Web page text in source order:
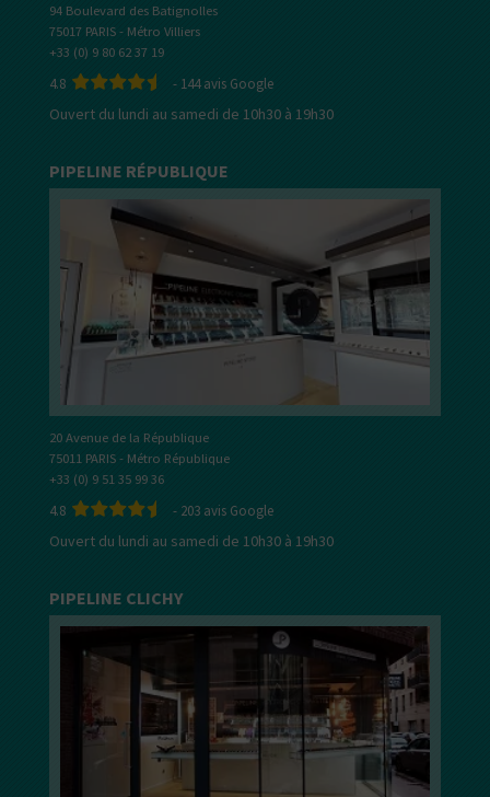
94 Boulevard des Batignolles
75017 PARIS - Métro Villiers
+33 (0) 9 80 62 37 19
4.8 - 144avis Google
Ouvert du lundi au samedi de 10h30 à 19h30
PIPELINE RÉPUBLIQUE
20 Avenue de la République
75011 PARIS - Métro République
+33 (0) 9 51 35 99 36
4.8 - 203 avis Google
Ouvert du lundi au samedi de 10h30 à 19h30
PIPELINE CLICHY